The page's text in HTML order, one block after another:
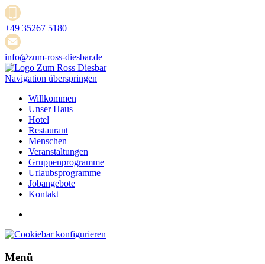
+49 35267 5180
info@zum-ross-diesbar.de
Navigation überspringen
Willkommen
Unser Haus
Hotel
Restaurant
Menschen
Veranstaltungen
Gruppenprogramme
Urlaubsprogramme
Jobangebote
Kontakt
Menü